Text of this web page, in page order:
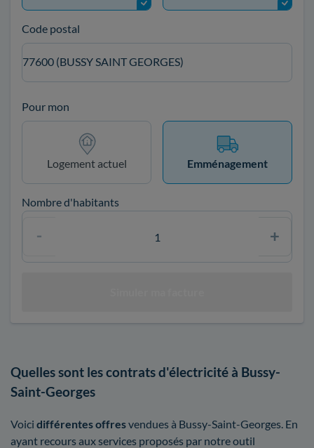
Code postal
77600 (BUSSY SAINT GEORGES)
Pour mon
Logement actuel Emménagement
Nombre d'habitants
Quelles sont les contrats d'électricité à Bussy-
Saint-Georges
Voici différentes offresvendues à Bussy-Saint-Georges. En
ayant recours aux services proposés par notre outil